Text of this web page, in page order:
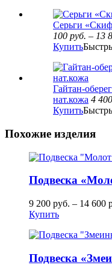
Серьги
100 руб. – 13
Купить
Гайтан-
нат.кожа 4 400
Купить
Похожие изделия
Подвеска
9 200 руб. – 14 600
Купить
Подвеска